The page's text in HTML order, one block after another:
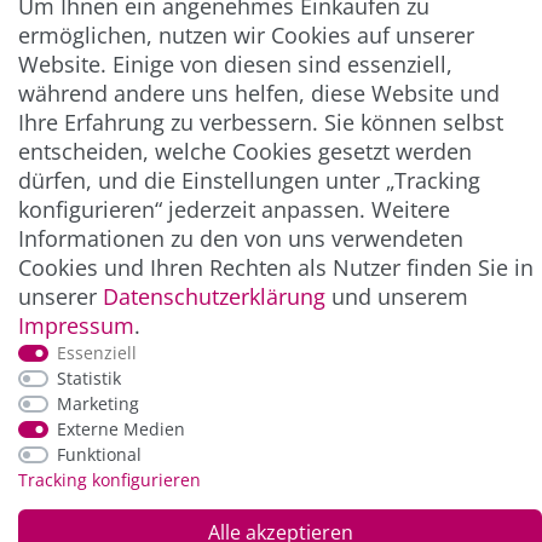
INFORMATION
NEWSLETTER
ZAHLUNG & VERSAND
*Alle Preise inkl. der gesetzl. MwSt. zzgl.
und Versandkosten
Um Ihnen ein angenehmes Einkaufen zu
ermöglichen, nutzen wir Cookies auf unserer
Website. Einige von diesen sind essenziell,
während andere uns helfen, diese Website und
Ihre Erfahrung zu verbessern. Sie können selbst
entscheiden, welche Cookies gesetzt werden
dürfen, und die Einstellungen unter „Tracking
konfigurieren“ jederzeit anpassen. Weitere
Informationen zu den von uns verwendeten
Cookies und Ihren Rechten als Nutzer finden Sie in
unserer Daten­schutz­erklärung und unserem
Impressum.
Essenziell
Statistik
Marketing
Externe Medien
Funktional
Tracking konfigurieren
Alle akzeptieren
© Copyright 2026 Alle Rechte vorbehalten. |